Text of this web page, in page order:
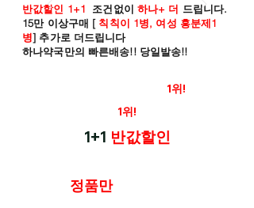
반값할인 1+1 조건없이 하나+ 더 드립니다.
15만 이상구매 [ 칙칙이 1병, 여성 흥분제1
병] 추가로 더드립니다
하나약국만의 빠른배송!! 당일발송!!
1위!
1위!
1+1 반값할인
정품만